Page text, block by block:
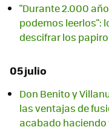
"Durante 2.000
podemos leerlos":
descifrar los
05 julio
Don Benito y
las ventajas de
acabado